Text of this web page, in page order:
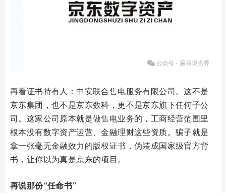
再看证书持有人：中安联合售电服务有限公司。这不是
京东集团，也不是京东数科，更不是京东旗下任何子公
司。这家公司原本就是做售电业务的，工商经营范围里
根本没有数字资产运营、金融理财这些资质。骗子就是
拿一张毫无金融效力的版权证书，伪装成国家级官方背
书，让你以为真是京东的项目。
再说那份“任命书”